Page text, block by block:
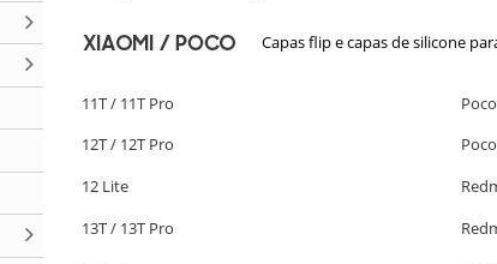
Capas flip e capas de silicone
11T / 11T Pro
12T / 12T Pro
12 Lite
13T / 13T Pro